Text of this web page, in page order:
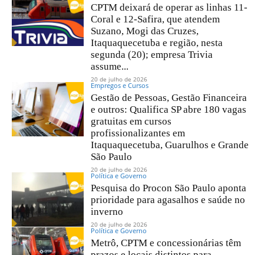
CPTM deixará de operar as linhas 11-
Coral e 12-Safira, que atendem
Suzano, Mogi das Cruzes,
Itaquaquecetuba e região, nesta
segunda (20); empresa Trivia
assume...
20 de julho de 2026
Empregos e Cursos
Gestão de Pessoas, Gestão Financeira
e outros: Qualifica SP abre 180 vagas
gratuitas em cursos
profissionalizantes em
Itaquaquecetuba, Guarulhos e Grande
São Paulo
20 de julho de 2026
Política e Governo
Pesquisa do Procon São Paulo aponta
prioridade para agasalhos e saúde no
inverno
20 de julho de 2026
Política e Governo
Metrô, CPTM e concessionárias têm